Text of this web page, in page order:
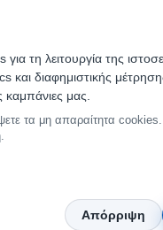
Newsletter
τη λειτουργία της
διαφημιστικής
καμπάνιες μας.
τα μη απαραίτητα
Απόρριψη